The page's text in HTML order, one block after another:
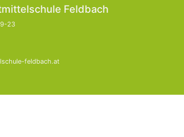
Feldbach
23
feldbach.at